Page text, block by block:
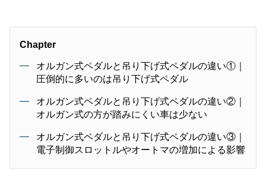
Chapter
オルガン式ペダルと吊り下げ式ペダルの違い①｜
圧倒的に多いのは吊り下げ式ペダル
オルガン式ペダルと吊り下げ式ペダルの違い②｜
オルガン式の方が踏みにくい車は少ない
オルガン式ペダルと吊り下げ式ペダルの違い③｜
電子制御スロットルやオートマの増加による影響